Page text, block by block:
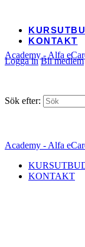
KONTAKT
Logga in Bli medlem
Academy - Alfa
Sök efter:
Academy - Alfa
KONTAKT